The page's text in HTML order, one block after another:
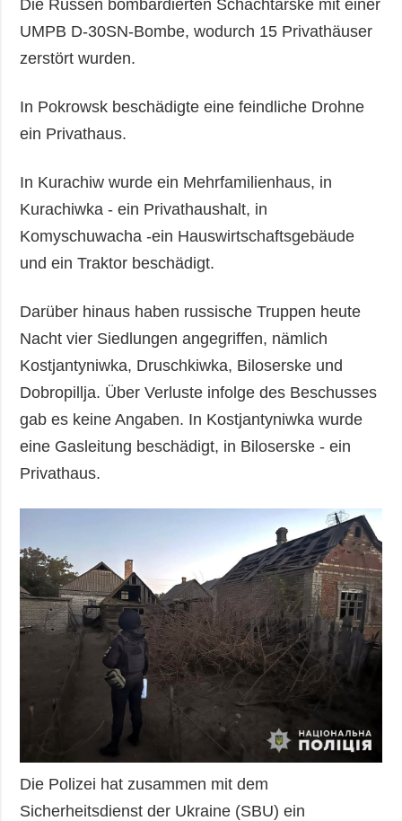
Die Russen bombardierten Schachtarske mit einer
UMPB D-30SN-Bombe, wodurch 15 Privathäuser
zerstört wurden.
In Pokrowsk beschädigte eine feindliche Drohne
ein Privathaus.
In Kurachiw wurde ein Mehrfamilienhaus, in
Kurachiwka - ein Privathaushalt, in
Komyschuwacha -ein Hauswirtschaftsgebäude
und ein Traktor beschädigt.
Darüber hinaus haben russische Truppen heute
Nacht vier Siedlungen angegriffen, nämlich
Kostjantyniwka, Druschkiwka, Biloserske und
Dobropillja. Über Verluste infolge des Beschusses
gab es keine Angaben. In Kostjantyniwka wurde
eine Gasleitung beschädigt, in Biloserske - ein
Privathaus.
Die Polizei hat zusammen mit dem
Sicherheitsdienst der Ukraine (SBU) ein